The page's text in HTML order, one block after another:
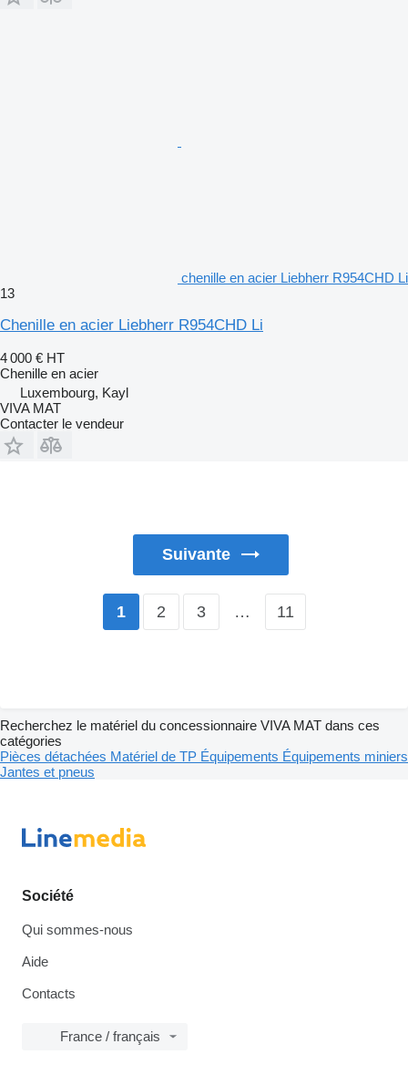
chenille en acier Liebherr R954CHD Li
13
Chenille en acier Liebherr R954CHD Li
4 000 € HT
Chenille en acier
Luxembourg, Kayl
VIVA MAT
Contacter le vendeur
Suivante
1 2 3 … 11
Recherchez le matériel du concessionnaire VIVA MAT dans ces
catégories
Pièces détachées Matériel de TP Équipements Équipements miniers
Jantes et pneus
Société
Qui sommes-nous
Aide
Contacts
France / français